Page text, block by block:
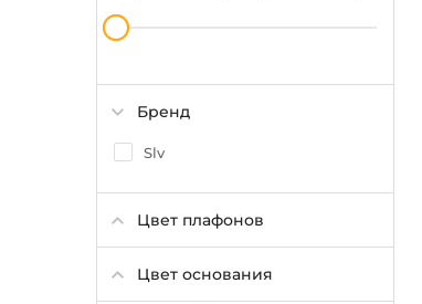
Бренд
Slv
Цвет плафонов
Цвет основания